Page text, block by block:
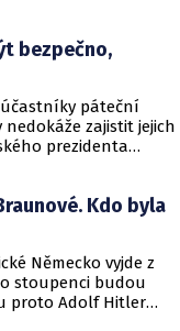
postupu amerických
bezpečno,
páteční
zajistit jejich
prezidenta
Kdo byla
Německo vyjde z
stoupenci budou
proto Adolf Hitler